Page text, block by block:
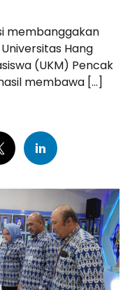
membanggakan
Hang
(UKM) Pencak
membawa […]